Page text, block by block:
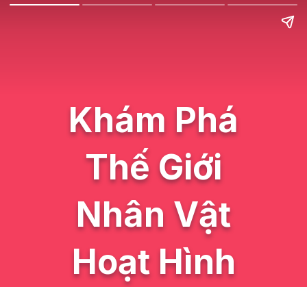
Khám Phá
Thế Giới
Nhân Vật
Hoạt Hình